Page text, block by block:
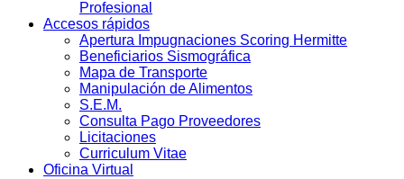
Profesional
Accesos rápidos
Apertura Impugnaciones Scoring Hermitte
Beneficiarios Sismográfica
Mapa de Transporte
Manipulación de Alimentos
S.E.M.
Consulta Pago Proveedores
Licitaciones
Curriculum Vitae
Oficina Virtual